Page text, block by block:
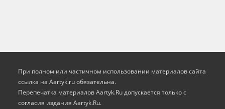
При полном или частичном использовании материалов сайта
ссылка на Aartyk.ru oбязательна.
Перепечатка материалов Aartyk.Ru допускается только с
согласия издания Aartyk.Ru.